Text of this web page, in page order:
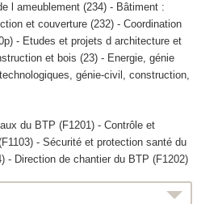
l ameublement (234) - Bâtiment :
et couverture (232) - Coordination
- Etudes et projets d architecture et
et bois (23) - Energie, génie
génie-civil, construction,
du BTP (F1201) - Contrôle et
- Sécurité et protection santé du
- Direction de chantier du BTP (F1202)